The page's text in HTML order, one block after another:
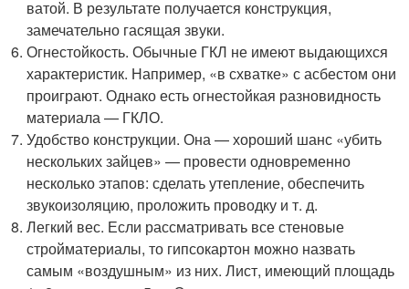
ватой. В результате получается конструкция,
замечательно гасящая звуки.
Огнестойкость. Обычные ГКЛ не имеют выдающихся
характеристик. Например, «в схватке» с асбестом они
проиграют. Однако есть огнестойкая разновидность
материала — ГКЛО.
Удобство конструкции. Она — хороший шанс «убить
нескольких зайцев» — провести одновременно
несколько этапов: сделать утепление, обеспечить
звукоизоляцию, проложить проводку и т. д.
Легкий вес. Если рассматривать все стеновые
стройматериалы, то гипсокартон можно назвать
самым «воздушным» из них. Лист, имеющий площадь